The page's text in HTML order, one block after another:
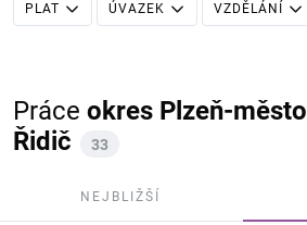
PLAT ÚVAZEK VZDĚLÁNÍ
Práce okres Plzeň-město
Řidič
33
NEJBLIŽŠÍ